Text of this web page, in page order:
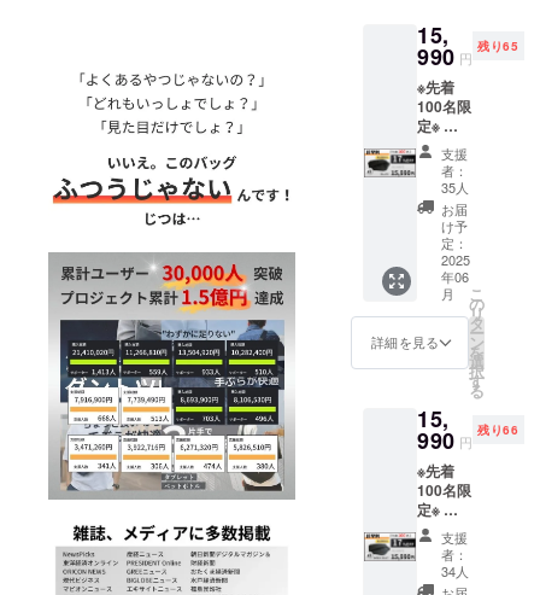
お客様と対
話をしなが
ら商品を開
発すること
をモットー
に活動をし
ています。
より多くの
方々へ製品
の魅力を
知っていた
だけるよう
普及活動の
15,
990 円
残り65
※先着
100名限
定※ 超
早割
15,990
円 (税
込・送
料込) カ
ラー：
ブラッ
ク 発
送：第1
弾発送
品
2025年
送予定
一般販
売予定
価格：
19,300
円が
【17%
OFF】
3,310円
割引の
支援
者：
35人
お届
け予
定：
2025
年06
月
詳細を見る
こ
の
リ
タ
ー
ン
を
選
択
す
る
15,
990 円
残り66
※先着
100名限
定※ 超
早割
15,990
円 (税
込・送
支援
者：
34人